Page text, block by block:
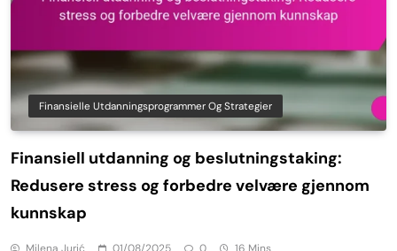
Finansielle Utdanningsprogrammer Og Strategier
Finansiell utdanning og beslutningstaking:
Redusere stress og forbedre velvære gjennom
kunnskap